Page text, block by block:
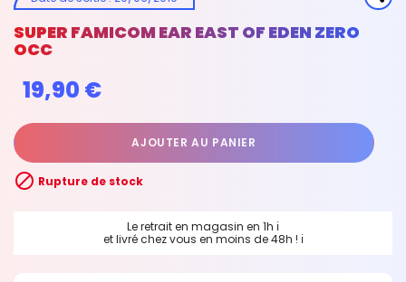
SUPER FAMICOM EAR EAST OF EDEN ZERO
OCC
19,90 €
AJOUTER AU PANIER
 Rupture de stock
Le retrait en magasin en 1h ℹ
et livré chez vous en moins de 48h ! ℹ